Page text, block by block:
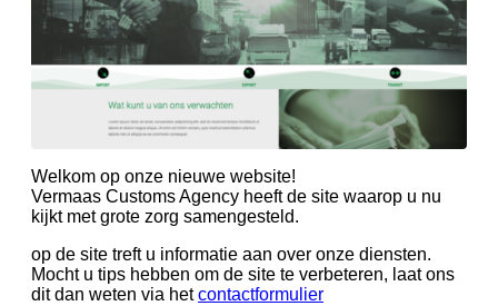
Welkom op onze nieuwe website!
Vermaas Customs Agency heeft de site waarop u nu
kijkt met grote zorg samengesteld.
op de site treft u informatie aan over onze diensten.
Mocht u tips hebben om de site te verbeteren, laat ons
dit dan weten via hetcontactformulier